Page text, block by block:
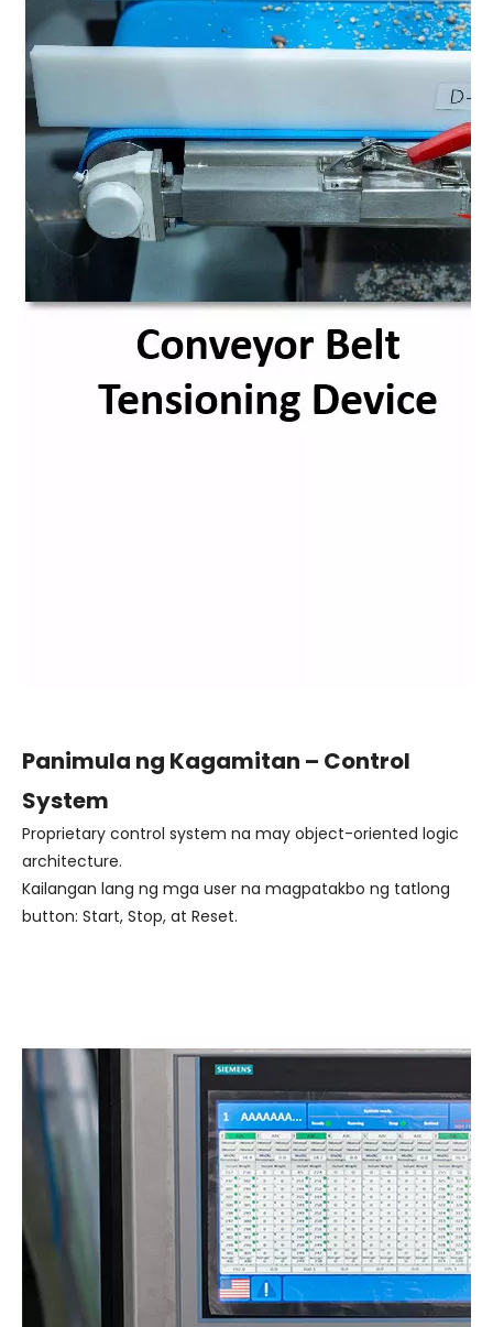
Panimula ng Kagamitan – Control
System
Proprietary control system na may object-oriented logic
architecture.
Kailangan lang ng mga user na magpatakbo ng tatlong
button: Start, Stop, at Reset.